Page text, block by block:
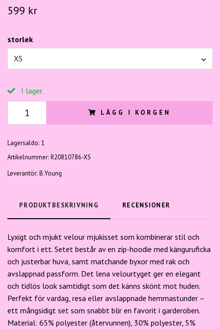
599 kr
storlek
XS
I lager.
LÄGG I KORGEN
Lagersaldo: 1
Artikelnummer: R20810786-XS
Leverantör: B.Young
PRODUKTBESKRIVNING RECENSIONER
Lyxigt och mjukt velour mjukisset som kombinerar stil och
komfort i ett. Setet består av en zip-hoodie med känguruficka
och justerbar huva, samt matchande byxor med rak och
avslappnad passform. Det lena velourtyget ger en elegant
och tidlös look samtidigt som det känns skönt mot huden.
Perfekt för vardag, resa eller avslappnade hemmastunder –
ett mångsidigt set som snabbt blir en favorit i garderoben.
Material: 65% polyester (återvunnen), 30% polyester, 5%